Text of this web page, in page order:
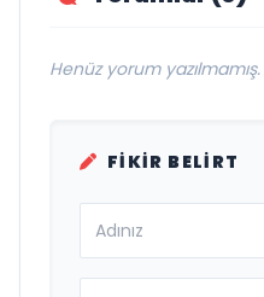
Henüz yorum
FIKIR BELIRT